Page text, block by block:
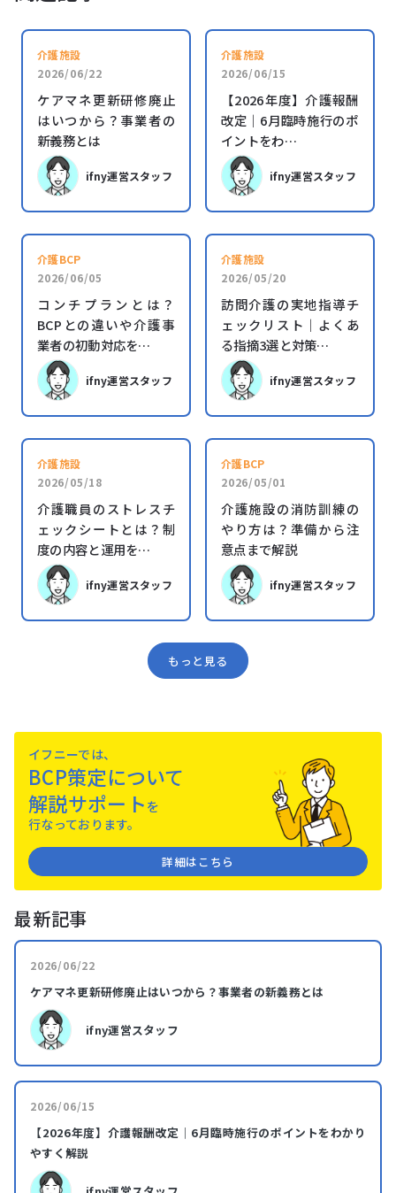
介護施設
2026/06/22
ケアマネ更新研修廃止
はいつから？事業者の
新義務とは
ifny運営スタッフ
介護施設
2026/06/15
【2026年度】介護報酬
改定｜6月臨時施行のポ
イントをわ…
ifny運営スタッフ
介護BCP
2026/06/05
コンチプランとは？
BCPとの違いや介護事
業者の初動対応を…
ifny運営スタッフ
介護施設
2026/05/20
訪問介護の実地指導チ
ェックリスト｜よくあ
る指摘3選と対策…
ifny運営スタッフ
介護施設
2026/05/18
介護職員のストレスチ
ェックシートとは？制
度の内容と運用を…
ifny運営スタッフ
介護BCP
2026/05/01
介護施設の消防訓練の
やり方は？準備から注
意点まで解説
ifny運営スタッフ
もっと見る
イフニーでは、
BCP策定について
解説サポート を
⾏なっております。
詳細はこちら
最新記事
2026/06/22
ケアマネ更新研修廃止はいつから？事業者の新義務とは
ifny運営スタッフ
2026/06/15
【2026年度】介護報酬改定｜6月臨時施行のポイントをわかり
やすく解説